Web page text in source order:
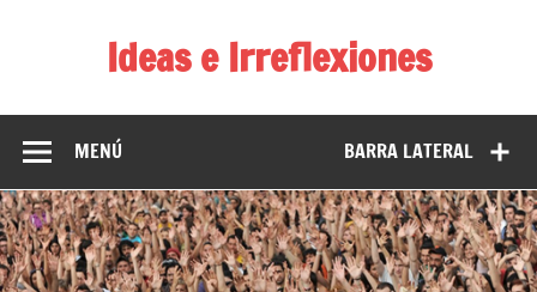
Ideas e Irreflexiones
BARRA LATERAL
MENÚ